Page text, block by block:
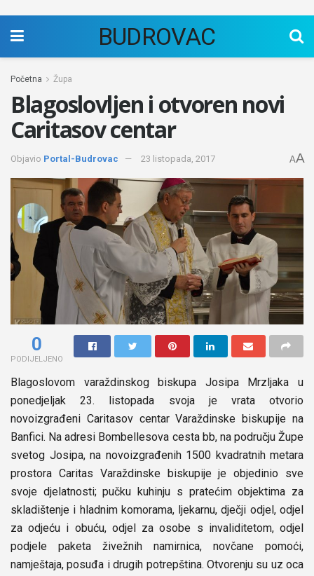
BUDROVAC
Početna Župa
Blagoslovljen i otvoren novi
Caritasov centar
Objavio Portal-Budrovac 23 listopada, 2017 AA
0
PODIJELJENO
Blagoslovom varaždinskog biskupa Josipa Mrzljaka u
ponedjeljak 23. listopada svoja je vrata otvorio
novoizgrađeni Caritasov centar Varaždinske biskupije na
Banfici. Na adresi Bombellesova cesta bb, na području Župe
svetog Josipa, na novoizgrađenih 1500 kvadratnih metara
prostora Caritas Varaždinske biskupije je objedinio sve
svoje djelatnosti; pučku kuhinju s pratećim objektima za
skladištenje i hladnim komorama, ljekarnu, dječji odjel, odjel
za odjeću i obuću, odjel za osobe s invaliditetom, odjel
podjele paketa živežnih namirnica, novčane pomoći,
namještaja, posuđa i drugih potrepština. Otvorenju su uz oca